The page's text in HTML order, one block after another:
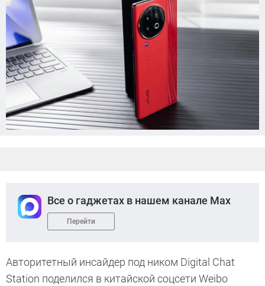
Все о гаджетах в нашем канале Max
Перейти
Авторитетный инсайдер под ником Digital Chat
Station поделился в китайской соцсети Weibo